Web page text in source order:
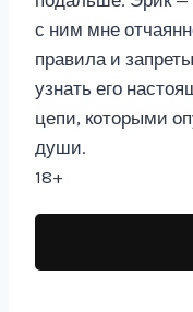
с ним мне
правила и
узнать его
цепи, которыми
души.
18+